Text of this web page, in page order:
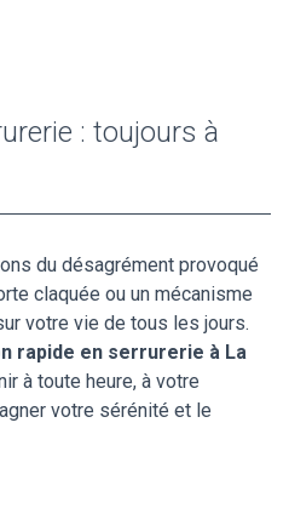
: toujours à
du désagrément provoqué
claquée ou un mécanisme
votre vie de tous les jours.
rapide en serrurerie à La
à toute heure, à votre
votre sérénité et le